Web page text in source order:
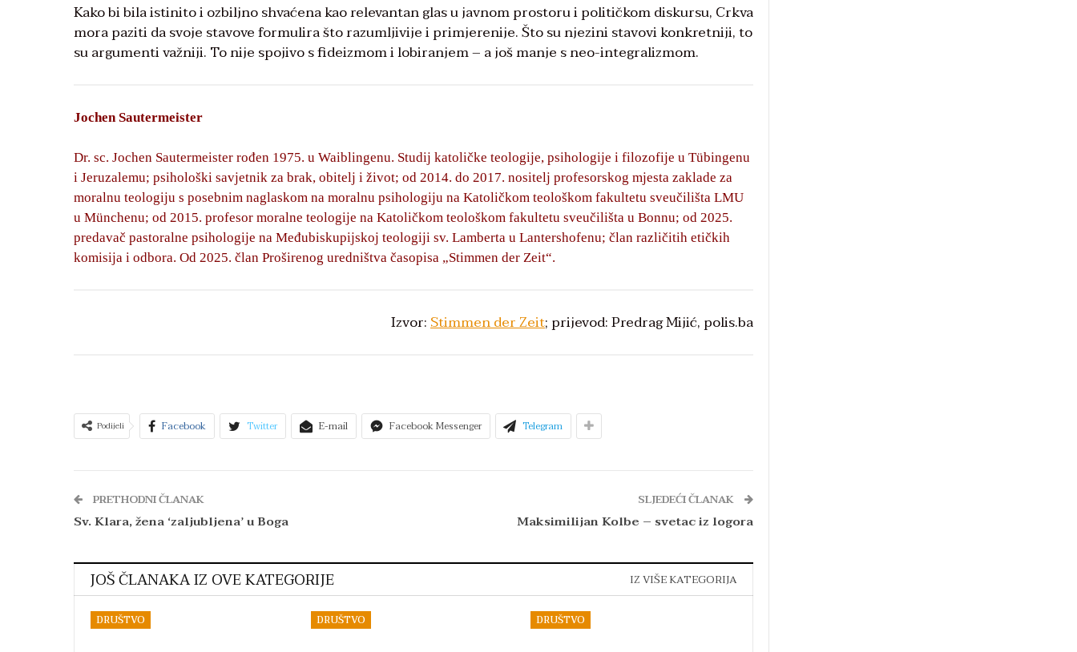
Kako bi bila istinito i ozbiljno shvaćena kao relevantan glas u javnom prostoru i političkom diskursu, Crkva
mora paziti da svoje stavove formulira što razumljivije i primjerenije. Što su njezini stavovi konkretniji, to
su argumenti važniji. To nije spojivo s fideizmom i lobiranjem – a još manje s neo-integralizmom.
Jochen Sautermeister
Dr. sc. Jochen Sautermeister rođen 1975. u Waiblingenu. Studij katoličke teologije, psihologije i filozofije u Tübingenu
i Jeruzalemu; psihološki savjetnik za brak, obitelj i život; od 2014. do 2017. nositelj profesorskog mjesta zaklade za
moralnu teologiju s posebnim naglaskom na moralnu psihologiju na Katoličkom teološkom fakultetu sveučilišta LMU
u Münchenu; od 2015. profesor moralne teologije na Katoličkom teološkom fakultetu sveučilišta u Bonnu; od 2025.
predavač pastoralne psihologije na Međubiskupijskoj teologiji sv. Lamberta u Lantershofenu; član različitih etičkih
komisija i odbora. Od 2025. član Proširenog uredništva časopisa „Stimmen der Zeit“.
Izvor:Stimmen der Zeit; prijevod: Predrag Mijić, polis.ba
Podijeli Facebook Twitter E-mail Facebook Messenger Telegram
PRETHODNI ČLANAK
Sv. Klara, žena ‘zaljubljena’ u Boga
SLJEDEĆI ČLANAK
Maksimilijan Kolbe – svetac iz logora
JOŠ ČLANAKA IZ OVE KATEGORIJE IZ VIŠE KATEGORIJA
DRUŠTVO DRUŠTVO DRUŠTVO